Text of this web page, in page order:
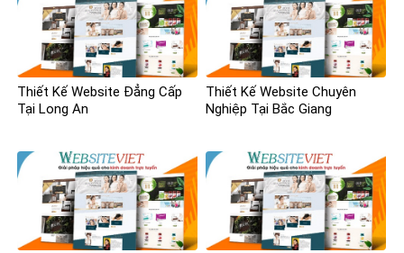
Thiết Kế Website Đẳng Cấp
Tại Long An
Thiết Kế Website Chuyên
Nghiệp Tại Bắc Giang